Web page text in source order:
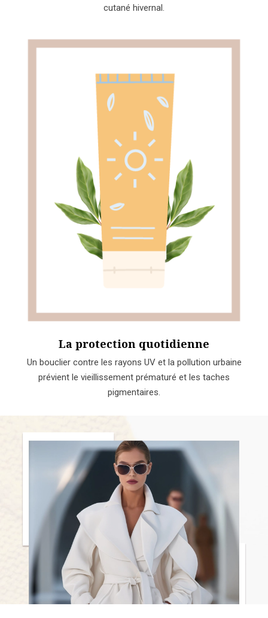
cutané hivernal.
La protection quotidienne
prévient le vieillissement prématuré et les taches
pigmentaires.